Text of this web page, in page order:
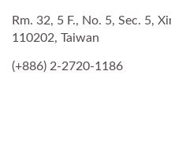
Rm. 32, 5 F., No. 5, Sec. 5,
110202, Taiwan
(+886) 2-2720-1186